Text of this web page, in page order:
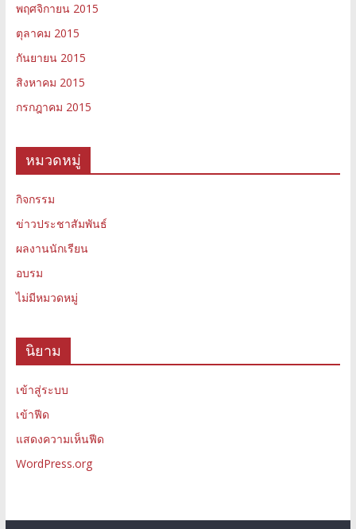
พฤศจิกายน 2015
ตุลาคม 2015
กันยายน 2015
สิงหาคม 2015
กรกฎาคม 2015
หมวดหมู่
กิจกรรม
ข่าวประชาสัมพันธ์
ผลงานนักเรียน
อบรม
ไม่มีหมวดหมู่
นิยาม
เข้าสู่ระบบ
เข้าฟีด
แสดงความเห็นฟีด
WordPress.org